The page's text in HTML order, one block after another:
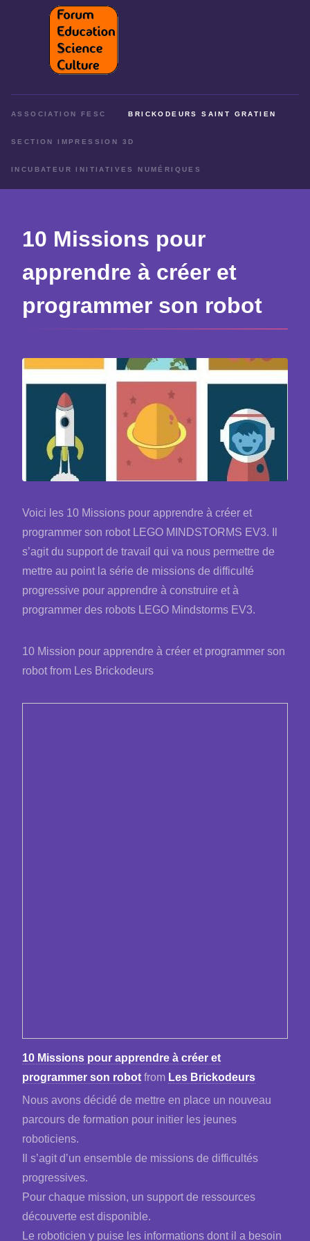
ASSOCIATION FESC BRICKODEURS SAINT GRATIEN
SECTION IMPRESSION 3D
INCUBATEUR INITIATIVES NUMÉRIQUES
10 Missions pour
apprendre à créer et
programmer son robot
Voici les 10 Missions pour apprendre à créer et
programmer son robot LEGO MINDSTORMS EV3. Il
s’agit du support de travail qui va nous permettre de
mettre au point la série de missions de difficulté
progressive pour apprendre à construire et à
programmer des robots LEGO Mindstorms EV3.
10 Mission pour apprendre à créer et programmer son
robot from Les Brickodeurs
10 Missions pour apprendre à créer et
programmer son robot from Les Brickodeurs
Nous avons décidé de mettre en place un nouveau
parcours de formation pour initier les jeunes
roboticiens.
Il s’agit d’un ensemble de missions de difficultés
progressives.
Pour chaque mission, un support de ressources
découverte est disponible.
Le roboticien y puise les informations dont il a besoin